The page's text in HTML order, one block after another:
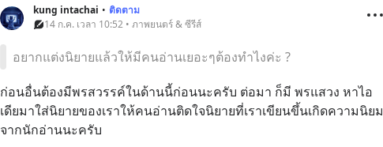
kung intachai • ติดตาม
14 ก.ค. เวลา 10:52 • ภาพยนตร์ & ซีรีส์
อยากแต่งนิยายแล้วให้มีคนอ่านเยอะๆต้องทำไงค่ะ ?
ก่อนอื่นต้องมีพรสวรรค์ในด้านนี้ก่อนนะครับ ต่อมา ก็มี พรแสวง หาไอ
เดียมาใส่นิยายของเราให้คนอ่านติดใจนิยายที่เราเขียนขึ้นเกิดความนิยม
จากนักอ่านนะครับ